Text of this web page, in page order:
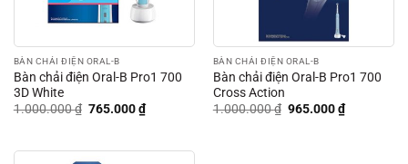
BÀN CHẢI ĐIỆN ORAL-B
Bàn chải điện Oral-B Pro1 700
3D White
1.000.000₫ Giá
765.000₫Giá
hiện
765.000 ₫.
BÀN CHẢI ĐIỆN ORAL-B
Bàn chải điện Oral-B Pro1 700
Cross Action
1.000.000₫ Giá
965.000₫Giá
hiện